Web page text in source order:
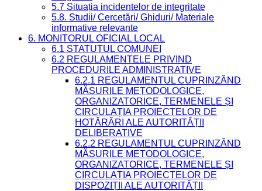
5.7 Situația incidentelor de integritate
5.8. Studii/ Cercetări/ Ghiduri/ Materiale
informative relevante
6. MONITORUL OFICIAL LOCAL
6.1 STATUTUL COMUNEI
6.2 REGULAMENTELE PRIVIND
PROCEDURILE ADMINISTRATIVE
6.2.1 REGULAMENTUL CUPRINZÂND
MĂSURILE METODOLOGICE,
ORGANIZATORICE, TERMENELE ȘI
CIRCULAȚIA PROIECTELOR DE
HOTĂRÂRI ALE AUTORITĂȚII
DELIBERATIVE
6.2.2 REGULAMENTUL CUPRINZÂND
MĂSURILE METODOLOGICE,
ORGANIZATORICE, TERMENELE ȘI
CIRCULAȚIA PROIECTELOR DE
DISPOZIȚII ALE AUTORITĂȚII